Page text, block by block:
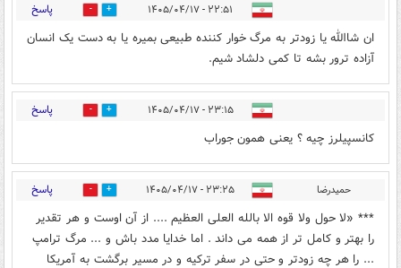
۲۲:۵۱ - ۱۴۰۵/۰۴/۱۷ 0 پاسخ
ان شاالله یا زودتر به مرگ خوار کننده طبیعی بمیره یا به دست یک انسان
آزاده ترور بشه تا کمی دلشاد شیم.
۲۳:۱۵ - ۱۴۰۵/۰۴/۱۷ 0 پاسخ
کانسپیلرز چیه ؟ یعنی همون جوراب
حمیدرضا ۲۳:۲۵ - ۱۴۰۵/۰۴/۱۷ 0 پاسخ
*** «لا حول ولا قوه الا بالله العلی العظیم .... از آن اوست و هر تقدیر
را بهتر و کامل تر از همه می داند . اما خدایا مدد باش و ... مرگ ترامپ
... را هر چه زودتر و حتی در سفر ترکیه و در مسیر برگشت به آمریکا